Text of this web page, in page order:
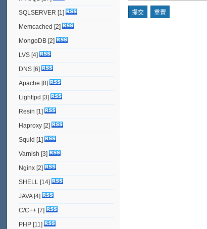
SQLSERVER [1]
Memcached [2]
MongoDB [2]
LVS [4]
DNS [6]
Apache [8]
Lighttpd [3]
Resin [1]
Haproxy [2]
Squid [1]
Varnish [3]
Nginx [2]
SHELL [14]
JAVA[4]
C/C++ [7]
PHP [11]